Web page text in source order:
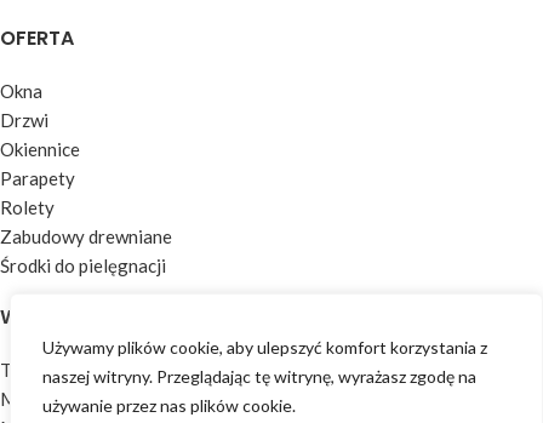
Używamy plików cookie, aby ulepszyć komfort korzystania z
naszej witryny. Przeglądając tę ​​witrynę, wyrażasz zgodę na
używanie przez nas plików cookie.
OFERTA
Okna
Drzwi
Okiennice
Parapety
Rolety
Zabudowy drewniane
Środki do pielęgnacji
WARTO WIEDZIEĆ
Technologia produkcji
Materiały i wykończenia